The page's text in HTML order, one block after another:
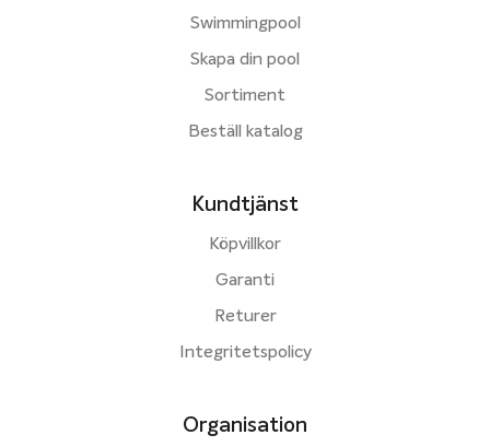
Swimmingpool
Skapa din pool
Sortiment
Beställ katalog
Kundtjänst
Köpvillkor
Garanti
Returer
Integritetspolicy
Organisation